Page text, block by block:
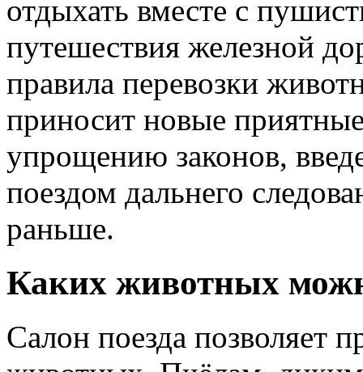
отдыхать вместе с
путешествия железной
правила перевозки
приносит новые
упрощению законов,
поездом дальнего
раньше.
Каких животных
Салон поезда позволяет